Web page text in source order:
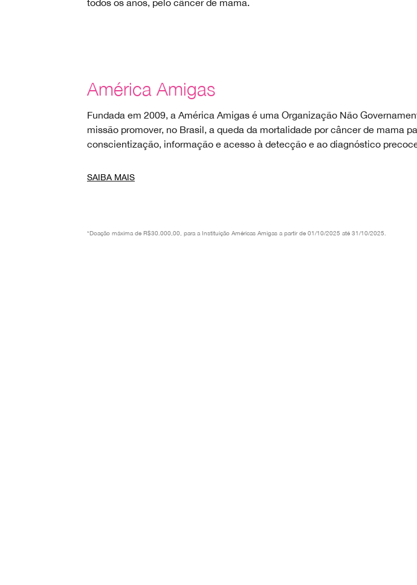
todos os anos, pelo câncer de mama.
América Amigas
Fundada em 2009, a América Amigas é uma Organização Não
missão promover, no Brasil, a queda da mortalidade por câncer de mama
conscientização, informação e acesso à detecção e ao diagnóstico
SAIBA MAIS
*Doação máxima de R$30.000,00, para a Instituição Américas Amigas a partir de 01/10/2025 até 31/10/2025.